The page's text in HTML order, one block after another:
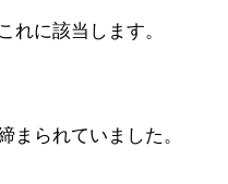
れに該当します。
まられていました。